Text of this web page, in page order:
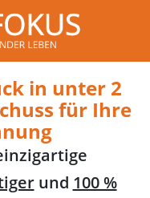
in unter 2
für Ihre
und 100 %